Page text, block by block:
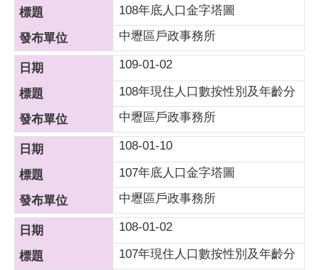
108年底人口金字塔圖
中壢區戶政事務所
109-01-02
108年現住人口數按性別及年齡分
中壢區戶政事務所
108-01-10
107年底人口金字塔圖
中壢區戶政事務所
108-01-02
107年現住人口數按性別及年齡分